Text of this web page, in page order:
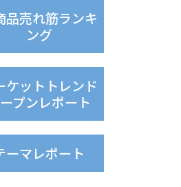
品売れ筋ランキ
ング
ケットトレンド
プンレポート
ーマレポート